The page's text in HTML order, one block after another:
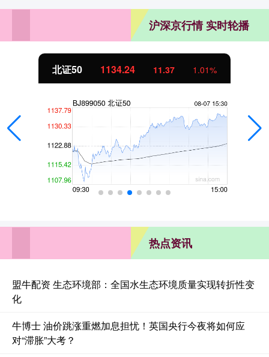
沪深京行情 实时轮播
北证50 1134.24 11.37 1.01%
热点资讯
盟牛配资 生态环境部：全国水生态环境质量实现转折性变
化
牛博士 油价跳涨重燃加息担忧！英国央行今夜将如何应
对“滞胀”大考？